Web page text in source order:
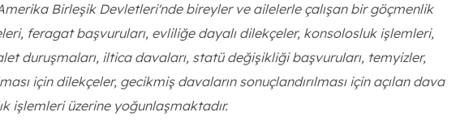
Birleşik Devletleri'nde bireyler ve ailelerle çalışan bir göçmenlik
feragat başvuruları, evliliğe dayalı dilekçeler, konsolosluk işlemleri,
duruşmaları, iltica davaları, statü değişikliği başvuruları, temyizler,
için dilekçeler, gecikmiş davaların sonuçlandırılması için açılan dava
işlemleri üzerine yoğunlaşmaktadır.